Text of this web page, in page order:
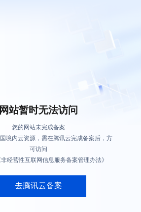
网站暂时无法访问
您的网站未完成备案
境内云资源，需在腾讯云完成备案后，方
可访问
经营性互联网信息服务备案管理办法》
去腾讯云备案